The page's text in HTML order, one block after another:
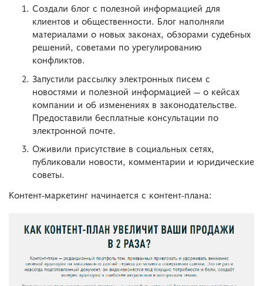
Создали блог с полезной информацией для
клиентов и общественности. Блог наполняли
материалами о новых законах, обзорами судебных
решений, советами по урегулированию
конфликтов.
Запустили рассылку электронных писем с
новостями и полезной информацией — о кейсах
компании и об изменениях в законодательстве.
Предоставили бесплатные консультации по
электронной почте.
Оживили присутствие в социальных сетях,
публиковали новости, комментарии и юридические
советы.
Контент-маркетинг начинается с контент-плана: